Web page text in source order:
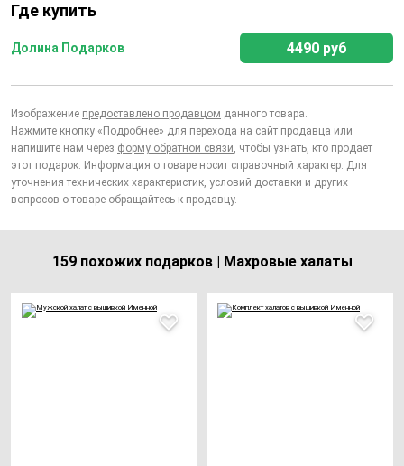
Где купить
Долина Подарков 4490 руб
Изображение предоставлено продавцом данного товара.
Нажмите кнопку «Подробнее» для перехода на сайт продавца или
напишите нам через форму обратной связи, чтобы узнать, кто продает
этот подарок. Информация о товаре носит справочный характер. Для
уточнения технических характеристик, условий доставки и других
вопросов о товаре обращайтесь к продавцу.
159 похожих подарков | Махровые халаты